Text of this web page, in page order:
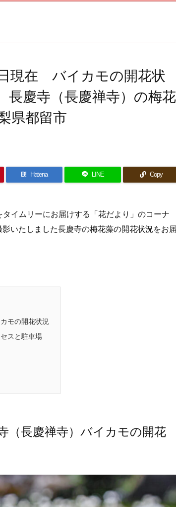
現在 バイカモの開花状
慶寺（長慶禅寺）の梅花
県都留市
B! Hatena LINE Copy
イムリーにお届けする「花だより」のコーナ
いたしました長慶寺の梅花藻の開花状況をお届
モの開花状況
スと駐車場
長慶禅寺）バイカモの開花